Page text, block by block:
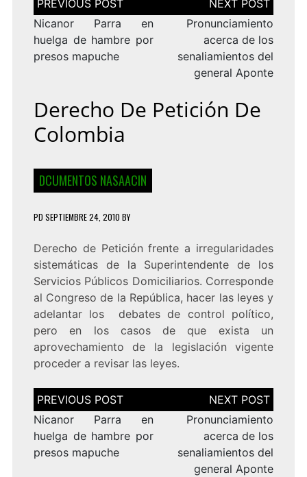
de
entradas
Nicanor Parra en
huelga de hambre por
presos mapuche
Pronunciamiento
acerca de los
senaliamientos del
general Aponte
Derecho De Petición De
Colombia
DCUMENTOS NASAACIN
PD SEPTIEMBRE 24, 2010 BY
Derecho de Petición frente a irregularidades
sistemáticas de la Superintendente de los
Servicios Públicos Domiciliarios. Corresponde
al Congreso de la República, hacer las leyes y
adelantar los debates de control político,
pero en los casos de que exista un
aprovechamiento de la legislación vigente
proceder a revisar las leyes.
Navegación
de
entradas
Nicanor Parra en
huelga de hambre por
presos mapuche
Pronunciamiento
acerca de los
senaliamientos del
general Aponte